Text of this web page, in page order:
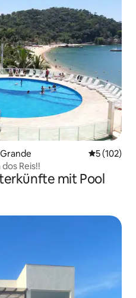
5 (102)
Reis!!
mit Pool